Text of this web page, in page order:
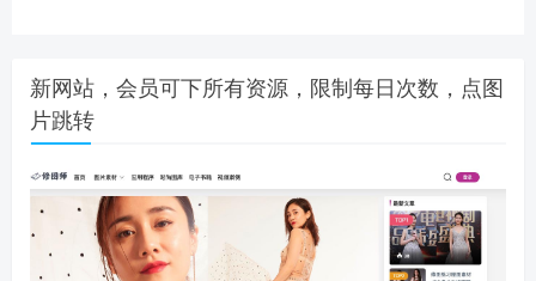
新网站，会员可下所有资源，限制每日次数，点图
片跳转